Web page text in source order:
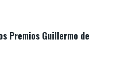
Premios Guillermo de